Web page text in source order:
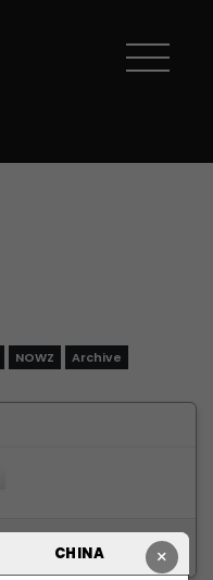
×
CHINA
NOWZ Archive
ID/PW 찾기| 회원가입